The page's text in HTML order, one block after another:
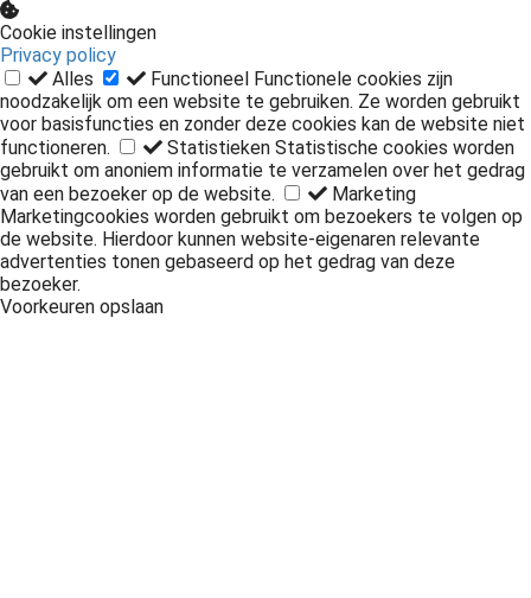
Cookie instellingen
Privacy policy
Alles
Functioneel Functionele cookies zijn
noodzakelijk om een website te gebruiken. Ze worden gebruikt
voor basisfuncties en zonder deze cookies kan de website niet
functioneren.
Statistieken Statistische cookies worden
gebruikt om anoniem informatie te verzamelen over het gedrag
van een bezoeker op de website.
Marketing
Marketingcookies worden gebruikt om bezoekers te volgen op
de website. Hierdoor kunnen website-eigenaren relevante
advertenties tonen gebaseerd op het gedrag van deze
bezoeker.
Voorkeuren opslaan